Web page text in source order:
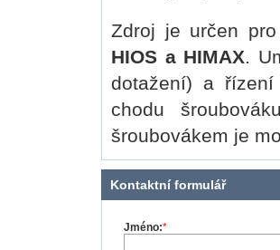
Zdroj je určen pro
HIOS a HIMAX.
dotažení) a
chodu
šroubovákem je
Kontaktní formulář
Jméno:*